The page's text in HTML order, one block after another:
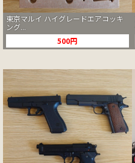
東京マルイ ハイグレードエアコッキ
ング...
500円